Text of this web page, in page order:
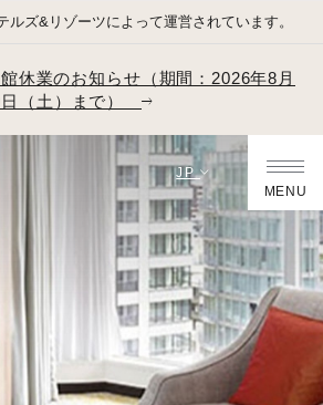
JP
MENU
ルズ&リゾーツによって運営されています。
休業のお知らせ（期間：2026年8月
日（土）まで）